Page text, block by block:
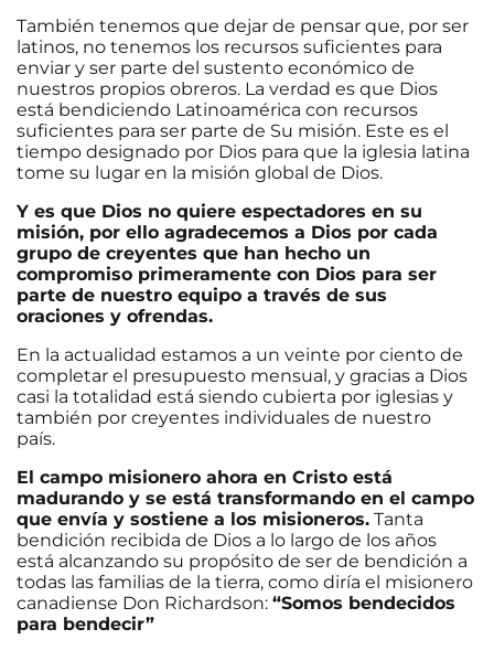
También tenemos que dejar de pensar que, por ser
latinos, no tenemos los recursos suficientes para
enviar y ser parte del sustento económico de
nuestros propios obreros. La verdad es que Dios
está bendiciendo Latinoamérica con recursos
suficientes para ser parte de Su misión. Este es el
tiempo designado por Dios para que la iglesia latina
tome su lugar en la misión global de Dios.
Y es que Dios no quiere espectadores en su
misión, por ello agradecemos a Dios por cada
grupo de creyentes que han hecho un
compromiso primeramente con Dios para ser
parte de nuestro equipo a través de sus
oraciones y ofrendas.
En la actualidad estamos a un veinte por ciento de
completar el presupuesto mensual, y gracias a Dios
casi la totalidad está siendo cubierta por iglesias y
también por creyentes individuales de nuestro
país.
El campo misionero ahora en Cristo está
madurando y se está transformando en el campo
que envía y sostiene a los misioneros. Tanta
bendición recibida de Dios a lo largo de los años
está alcanzando su propósito de ser de bendición a
todas las familias de la tierra, como diría el misionero
canadiense Don Richardson: “Somos bendecidos
para bendecir”